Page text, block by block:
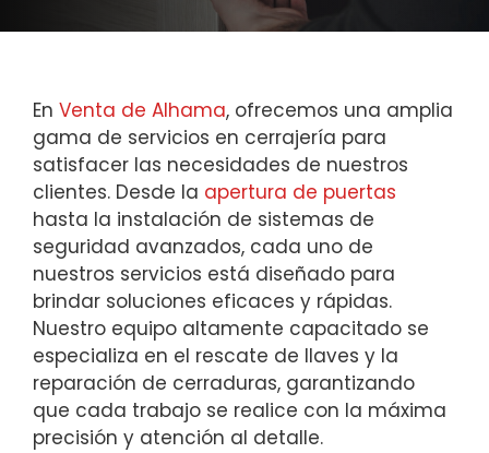
En Venta de Alhama, ofrecemos una amplia
gama de servicios en cerrajería para
satisfacer las necesidades de nuestros
clientes. Desde la apertura de puertas
hasta la instalación de sistemas de
seguridad avanzados, cada uno de
nuestros servicios está diseñado para
brindar soluciones eficaces y rápidas.
Nuestro equipo altamente capacitado se
especializa en el rescate de llaves y la
reparación de cerraduras, garantizando
que cada trabajo se realice con la máxima
precisión y atención al detalle.